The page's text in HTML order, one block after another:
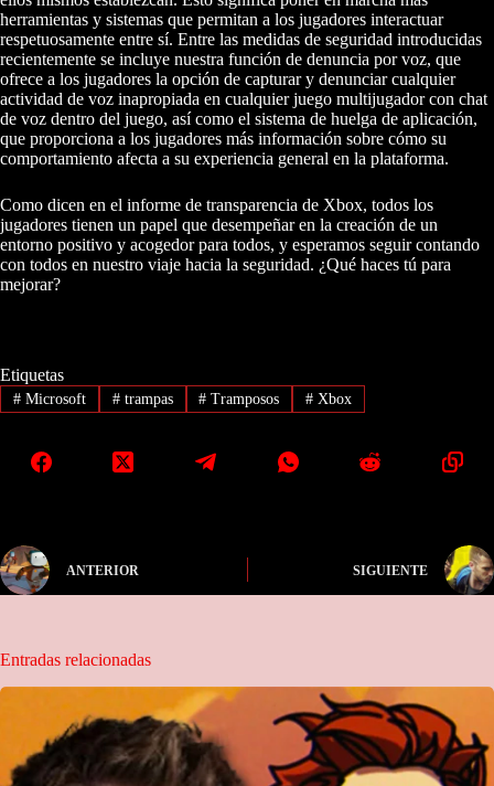
herramientas y sistemas que permitan a los jugadores interactuar
respetuosamente entre sí. Entre las medidas de seguridad introducidas
recientemente se incluye nuestra función de denuncia por voz, que
ofrece a los jugadores la opción de capturar y denunciar cualquier
actividad de voz inapropiada en cualquier juego multijugador con chat
de voz dentro del juego, así como el sistema de huelga de aplicación,
que proporciona a los jugadores más información sobre cómo su
comportamiento afecta a su experiencia general en la plataforma.
Como dicen en el informe de transparencia de Xbox, todos los
jugadores tienen un papel que desempeñar en la creación de un
entorno positivo y acogedor para todos, y esperamos seguir contando
con todos en nuestro viaje hacia la seguridad. ¿Qué haces tú para
mejorar?
Etiquetas
#Microsoft #trampas # Tramposos # Xbox
ANTERIOR SIGUIENTE
Entradas relacionadas